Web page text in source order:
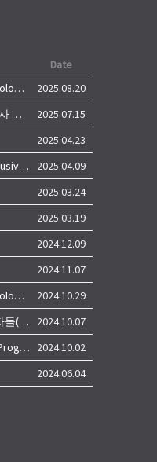
Date
Call for Applications: 2025 Korea Technology Advisory Group (K-TAG)
2025.08.20
과총-한국은행 주관 이공계 분야 석·박사 학위자 대상 서베이
2025.07.15
2025.04.23
i-Drone 2025, Deadline Extended & Exclusive Opportunity to Travel to Korea!
2025.04.09
2025.03.24
2025.03.19
2024.12.09
2024.11.07
Call for Applications: 2024 Korea Technology Advisory Group (K-TAG)
2024.10.29
[KIRD] 해외 학위/포닥 후 귀국한 연구자들(학교, 출연(연), 기업)의 경력개발 경험 공유 줌 세미나 안내
2024.10.07
Brain Pool (BP) & Brain Pool Plus (BP+) Programs
2024.10.02
2024.06.04